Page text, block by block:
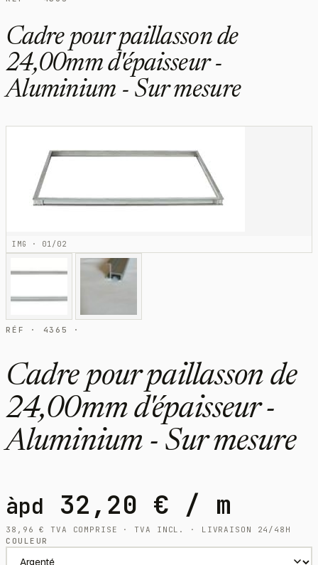
Cadre pour paillasson de
24,00mm d'épaisseur -
Aluminium - Sur mesure
IMG · 01/02
RÉF · 4365 ·
Cadre pour paillasson de
24,00mm d'épaisseur -
Aluminium - Sur mesure
àpd 32,20 € / m
38,96€
TVA COMPRISE · TVA INCL. · LIVRAISON 24/48H
COULEUR